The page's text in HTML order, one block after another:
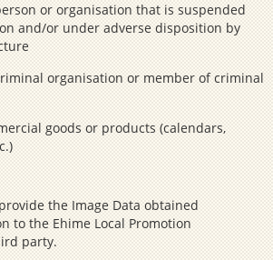
or organisation that is suspended
and/or under adverse disposition by
organisation or member of criminal
goods or products (calendars,
the Image Data obtained
to the Ehime Local Promotion
party.